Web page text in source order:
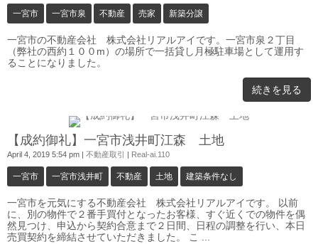
一宮市 一宮市泉 不動産 売家 新築分譲
一宮市の不動産会社 株式会社リアルアイです。一宮市泉２丁目
（弊社の西約１００m）の場所で一括貸し月極駐車場として運用す
ることになりました。
続きを見る
【成約御礼】一宮市浅井町江森 土地
April 4, 2019 5:54 pm 不動産取引 Real-ai.110
一宮市 一宮市浅井町 不動産 土地 建築条件なし
一宮市を元気にする不動産会社 株式会社リアルアイです。 以前
に、別の物件で２番手買付となったお客様、すぐ近くでの物件を偶
然見つけ、申込から契約合意まで２日間、日程の調整を行い、本日
売買契約を締結させていただきました。 こ ...